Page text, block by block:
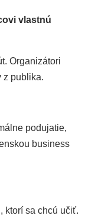
vlastnú
Organizátori
z publika.
podujatie,
business
ktorí sa chcú učiť.